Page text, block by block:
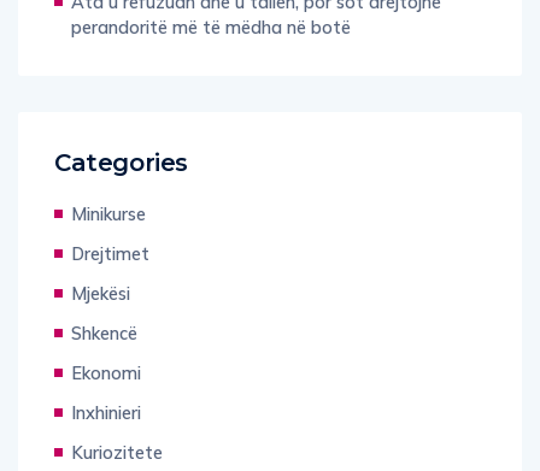
perandoritë më të mëdha në botë
Categories
Minikurse
Drejtimet
Mjekësi
Shkencë
Ekonomi
Inxhinieri
Kuriozitete